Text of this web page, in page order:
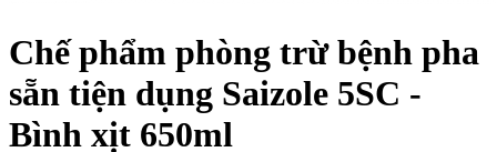
Chế phẩm phòng trừ bệnh pha
sẵn tiện dụng Saizole 5SC -
Bình xịt 650ml